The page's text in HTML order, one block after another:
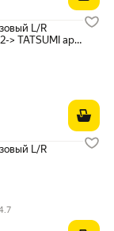
L/R
> TATSUMI арт.
₽ вместо
L/R
₽ вместо